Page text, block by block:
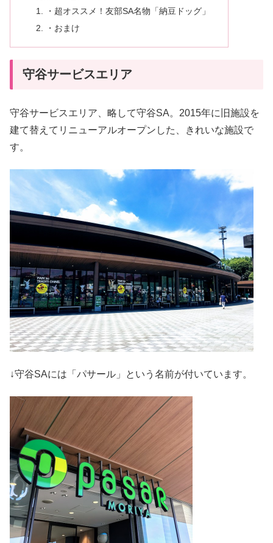
・超オススメ！友部SA名物「納豆ドッグ」
・おまけ
守谷サービスエリア
守谷サービスエリア、略して守谷SA。2015年に旧施設を
建て替えてリニューアルオープンした、きれいな施設で
す。
↓守谷SAには「パサール」という名前が付いています。